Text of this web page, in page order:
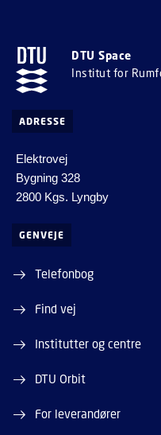
DTU Space
Institut for
ADRESSE
Elektrovej
Bygning 328
2800 Kgs. Lyngby
GENVEJE
Telefonbog
Find vej
Institutter og centre
DTU Orbit
For leverandører